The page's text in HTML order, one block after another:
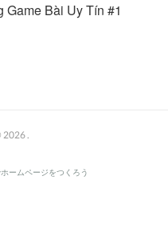
Game Bài Uy Tín #1
2026.
ームページをつくろう